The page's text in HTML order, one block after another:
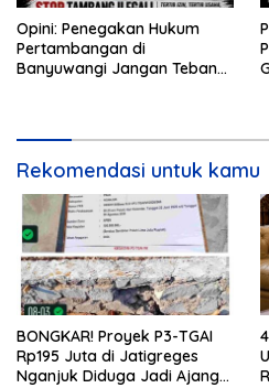
Opini: Penegakan Hukum
Pertambangan di
Banyuwangi Jangan Tebang
Rekomendasi untuk kamu
BONGKAR! Proyek P3-TGAI
Rp195 Juta di Jatigreges
Nganjuk Diduga Jadi Ajang